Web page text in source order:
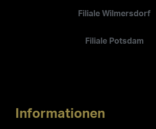
Filiale Wilmersdorf
Filiale Potsdam
Informationen